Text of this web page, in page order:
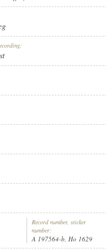
ODEON
Record number, sticker
number:
A 197564-b, Ho 1629